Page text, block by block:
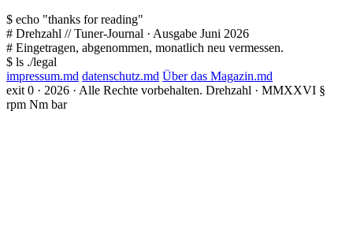
$ echo "thanks for reading"
# Drehzahl // Tuner-Journal · Ausgabe Juni 2026
# Eingetragen, abgenommen, monatlich neu vermessen.
$ ls ./legal
impressum.md datenschutz.md Über das Magazin.md
exit 0 · 2026 · Alle Rechte vorbehalten. Drehzahl · MMXXVI §
rpm Nm bar